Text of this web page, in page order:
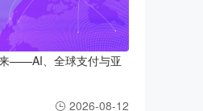
——AI、全球支付与亚
2026-08-12